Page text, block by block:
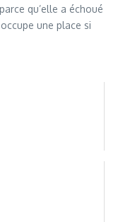
qu’elle a échoué
une place si